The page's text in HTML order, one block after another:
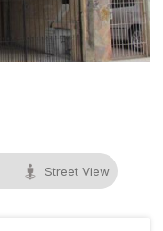
Street View